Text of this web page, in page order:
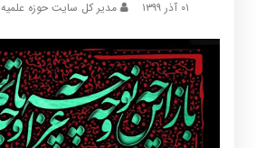
مدیر کل سایت حوزه علمیه